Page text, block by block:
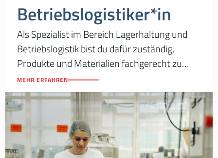
Betriebslogistiker*in
Als Spezialist im Bereich Lagerhaltung und
Betriebslogistik bist du dafür zuständig,
Produkte und Materialien fachgerecht zu
lagern und dafür zu sorgen, alle Waren und
Rohstoffe im Unternehmen professionell zu
lagern.
MEHR ERFAHREN